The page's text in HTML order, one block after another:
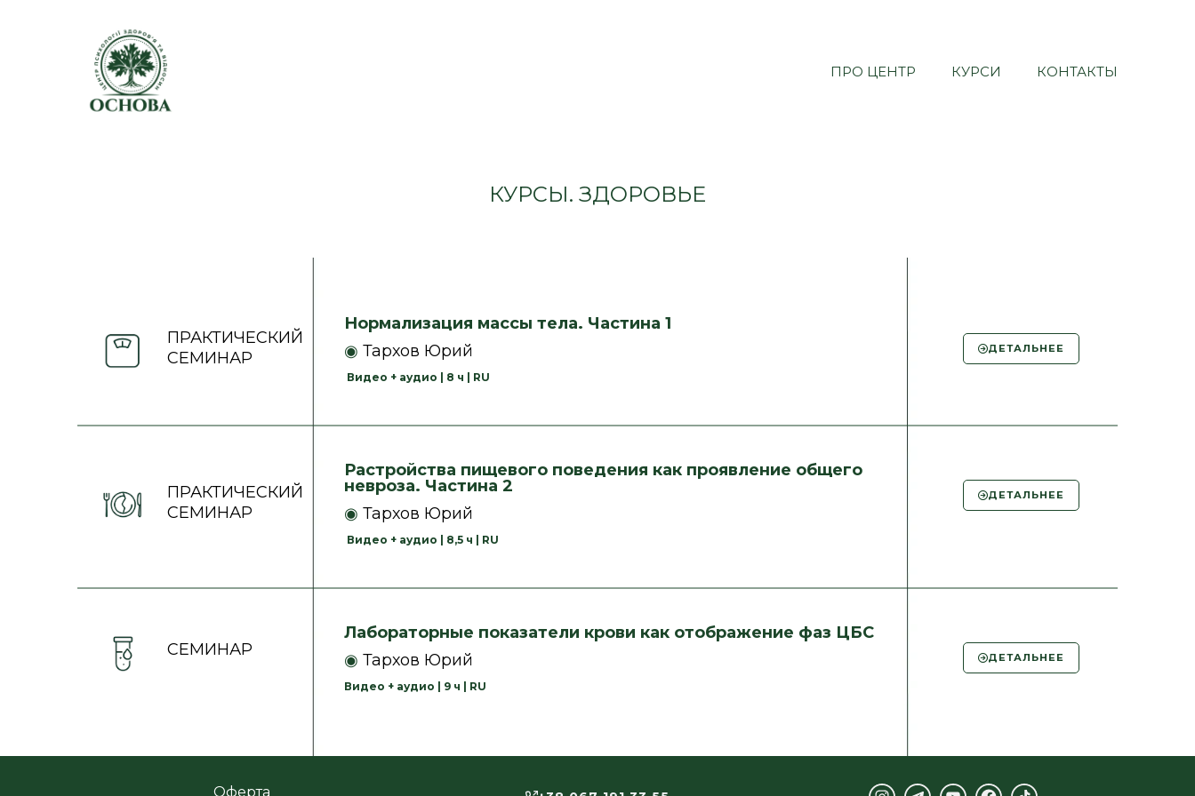
ПРО ЦЕНТР КУРСИ КОНТАКТЫ
КУРСЫ. ЗДОРОВЬЕ
ПРАКТИЧЕСКИЙ
СЕМИНАР
Нормализация массы тела. Частина 1
◉ Тархов Юрий
Видео + аудио | 8 ч | RU
ДЕТАЛЬНЕЕ
ПРАКТИЧЕСКИЙ
СЕМИНАР
Растройства пищевого поведения как проявление общего
невроза. Частина 2
◉ Тархов Юрий
Видео + аудио | 8,5 ч | RU
ДЕТАЛЬНЕЕ
СЕМИНАР
Лабораторные показатели крови как отображение фаз ЦБС
◉ Тархов Юрий
Видео + аудио | 9 ч | RU
ДЕТАЛЬНЕЕ
Оферта